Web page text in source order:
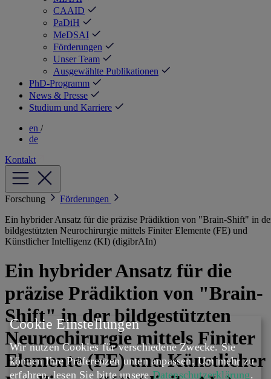
CAAID
PaDiH
MeDSAI
Förderungen
Unser Team
Ausgewählte Publikationen
PhD-Programm
News & Presse
Studium und Karriere
en /
de
Kontakt
Forschung
Förderungen
Ein hybrider Ansatz für die präzise Prädiktion von "Brain-Shift" in
bildgestützten Neurochirurgie mittels Finiter Elemente (FE) und
Künstlicher Intelligenz (KI) (digibrAIn)
Ein hybrider Ansatz für die
präzise Prädiktion von "Brain-
Shift" in der bildgestützten
Neurochirurgie mittels Finiter
Elemente (FE) und Künstlicher
Cookie Einstellungen
Wir nutzen Cookies für verschiedene Zwecke. Sie
können Ihre Präferenzen unten anpassen. Um mehr zu
erfahren, lesen Sie bitte unsereDatenschutzerklärung.